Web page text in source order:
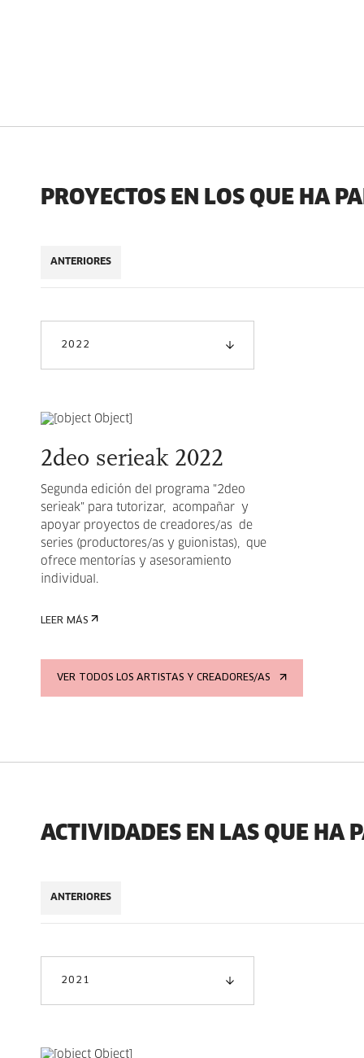
PROYECTOS EN LOS QUE HA
ANTERIORES
2022
2deo serieak 2022
Segunda edición del programa "2deo
serieak" para tutorizar, acompañar y
apoyar proyectos de creadores/as de
series (productores/as y guionistas), que
ofrece mentorías y asesoramiento
individual.
LEER MÁS
VER TODOS LOS ARTISTAS Y CREADORES/AS
ACTIVIDADES EN LAS QUE HA
ANTERIORES
2021